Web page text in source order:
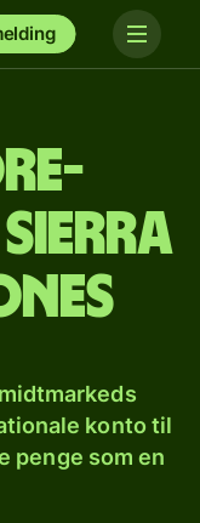
konto til
penge som en